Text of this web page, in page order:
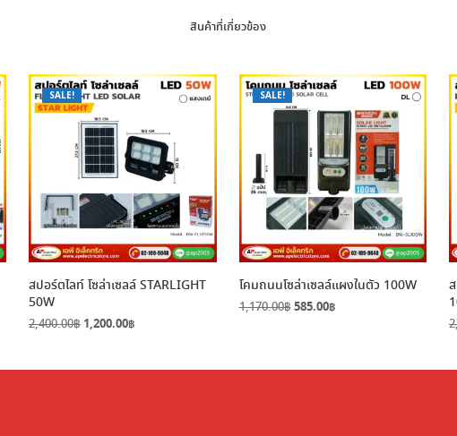
สินค้าที่เกี่ยวข้อง
SALE!
สปอร์ตไลท์ โซล่าเซลล์ STARLIGHT
50W
2,400.00฿ Original
2,400.00฿.
1,200.00฿
1,200.00฿.
SALE!
โคมถนนโซล่าเซลล์แผงในตัว 100W
1,170.00฿Original
585.00฿Current